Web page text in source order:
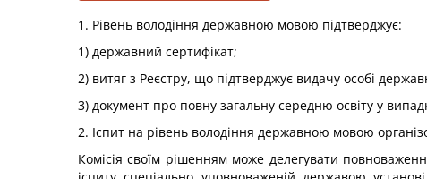
1. Рівень володіння державною мовою підтверджує:
1) державний сертифікат;
2) витяг з Реєстру, що підтверджує видачу особі
3) документ про повну загальну середню освіту у
2. Іспит на рівень володіння державною мовою
Комісія своїм рішенням може делегувати